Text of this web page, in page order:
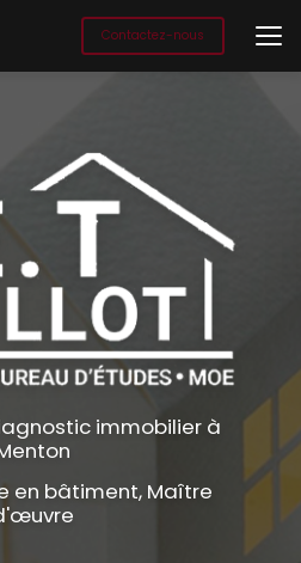
Contactez-nous
immobilier à
en bâtiment, Maître